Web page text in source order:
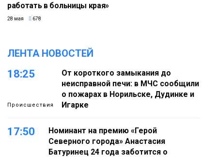
работать в больницы края»
28 мая 678
ЛЕНТА НОВОСТЕЙ
18:25
Происшествия
От короткого замыкания до
неисправной печи: в МЧС сообщили
о пожарах в Норильске, Дудинке и
Игарке
17:50
Номинант на премию «Герой
Северного города» Анастасия
Батуринец 24 года заботится о